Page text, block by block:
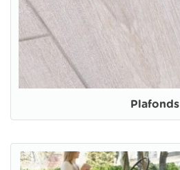
Plafonds